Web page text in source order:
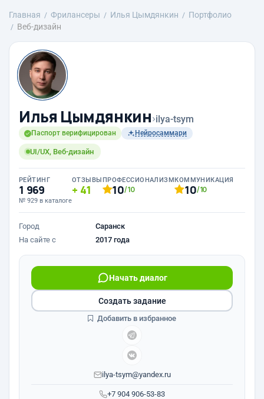
Главная Фрилансеры Илья Цымдянкин
Портфолио
Веб-дизайн
Илья Цымдянкин›ilya-tsym
Паспорт верифицирован Нейросаммари
UI/UX, Веб-дизайн
РЕЙТИНГ
1 969
№ 929 в каталоге
ОТЗЫВЫ
41
ПРОФЕССИОНАЛИЗМ
10/10
КОММУНИКАЦИЯ
10/10
Город
Саранск
На сайте с
2017 года
+7 904 906-53-83
Начать диалог
ilya-tsym@yandex.ru
Создать задание
Добавить в избранное